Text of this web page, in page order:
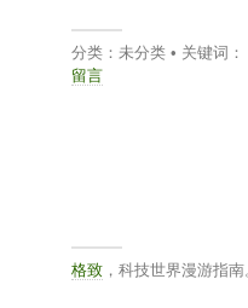
分类：未分类 • 关键词：
留言
格致，科技世界漫游指南